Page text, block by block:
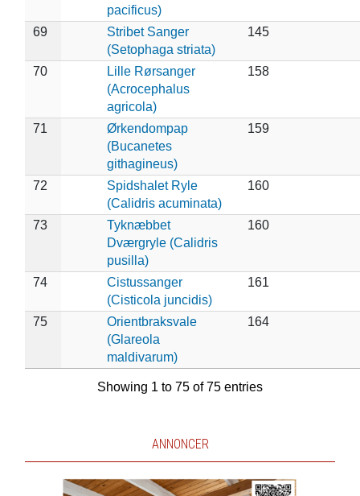
pacificus)
69
Stribet Sanger
(Setophaga striata)
145
70
Lille Rørsanger
(Acrocephalus
agricola)
158
71
Ørkendompap
(Bucanetes
githagineus)
159
72
Spidshalet Ryle
(Calidris acuminata)
160
73
Tyknæbbet
Dværgryle (Calidris
pusilla)
160
74
Cistussanger
(Cisticola juncidis)
161
75
Orientbraksvale
(Glareola
maldivarum)
164
Showing 1 to 75 of 75 entries
ANNONCER